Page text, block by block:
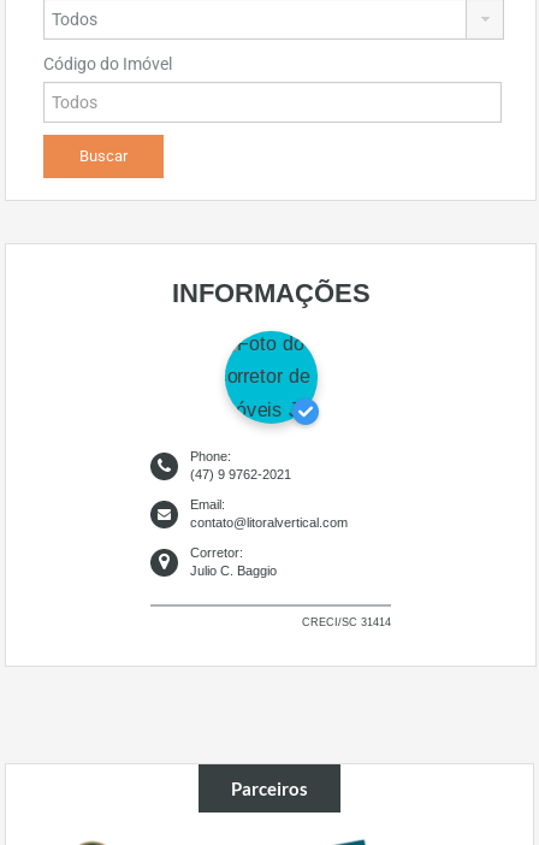
Código do Imóvel
INFORMAÇÕES
Phone:
(47) 9 9762-2021
Email:
contato@litoralvertical.com
Corretor:
Julio C. Baggio
CRECI/SC 31414
Parceiros